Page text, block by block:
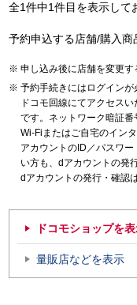
全1件中1件目を表示して
予約申込する店舗/購入商
申し込み後に店舗を変更す
予約手続きにはログインが
ドコモ回線にてアクセス
です。ネットワーク暗証番
Wi-Fiまたはご自宅のイン
アカウントのID／パスワ
い方も、dアカウントの発
dアカウントの発行・確認
ドコモショップを
量販店などを表示